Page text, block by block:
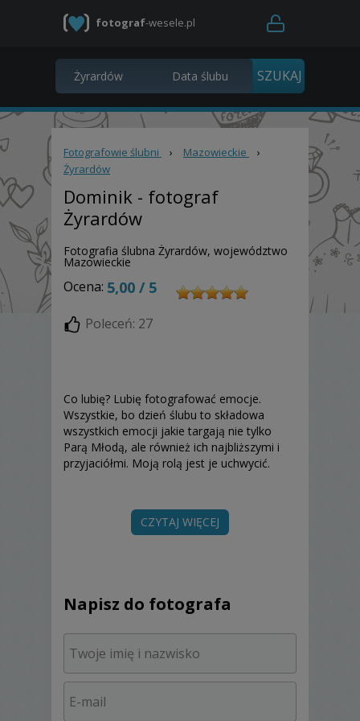
fotograf-wesele.pl
Fotografowie ślubni › Mazowieckie
›
Żyrardów
Dominik - fotograf
Żyrardów
Fotografia ślubna Żyrardów, województwo
Mazowieckie
Ocena: 5,00 / 5
Poleceń: 27
Co lubię? Lubię fotografować emocje.
Wszystkie, bo dzień ślubu to składowa
wszystkich emocji jakie targają nie tylko
Parą Młodą, ale również ich najbliższymi i
przyjaciółmi. Moją rolą jest je uchwycić.
Czego nie lubię? Reżyserowania reportażu.
W moim odczuciu właśnie to zabija
Jeśli podzielacie mój pogląd na reportaż
ślubny - zapraszam do kontaktu, sprawdźcie
dostępne terminy, a być może to ja będą
osobą, która zachowa dla Was
wspomnienia...
CZYTAJ WIĘCEJ
Napisz do fotografa